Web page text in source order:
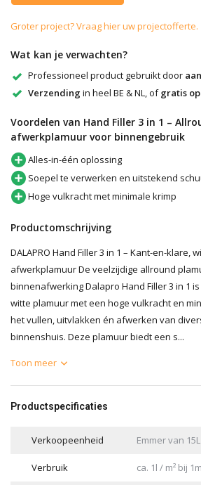
Groter project? Vraag hier uw projectofferte.
Wat kan je verwachten?
Professioneel product gebruikt door
Verzending in heel BE & NL, ofgratis
Voordelen van Hand Filler 3 in 1 –
afwerkplamuur voor binnengebruik
Alles-in-één oplossing
Soepel te verwerken en uitstekend
Hoge vulkracht met minimale krimp
Productomschrijving
DALAPRO Hand Filler 3 in 1 – Kant-en-klare,
afwerkplamuur De veelzijdige allround
binnenafwerking Dalapro Hand Filler 3 in 1
witte plamuur met een hoge vulkracht en
het vullen, uitvlakken én afwerken van
binnenshuis. Deze plamuur biedt een s...
Toon meer
Productspecificaties
Verkoopeenheid Emmer van 15L
Verbruik ca. 1l / m² bij